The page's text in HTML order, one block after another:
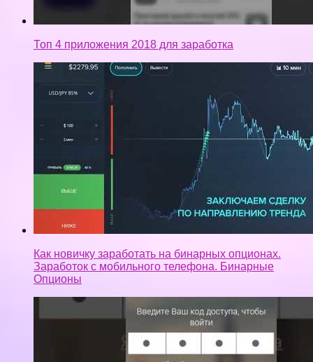
Как новичку заработать на бинарных опционах.
Заработок с мобильного телефона. Бинарные
Опционы